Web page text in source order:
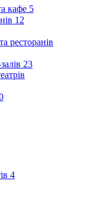
кафе 5
12
ресторанів
23
4